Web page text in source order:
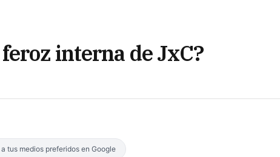
interna de JxC?
tus medios preferidos en Google